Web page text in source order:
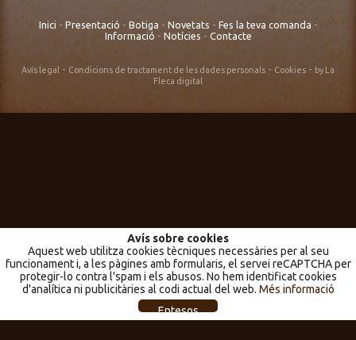
Avís sobre cookies
Aquest web utilitza cookies tècniques necessàries per al seu
funcionament i, a les pàgines amb formularis, el servei reCAPTCHA per
protegir-lo contra l'spam i els abusos. No hem identificat cookies
d'analítica ni publicitàries al codi actual del web. Més informació
Entesos
Inici - Presentació - Botiga - Novetats - Fes la teva comanda -
Informació - Notícies - Contacte
Avís legal - Condicions de tractament de les dades personals - Cookies - by La
Fleca digital